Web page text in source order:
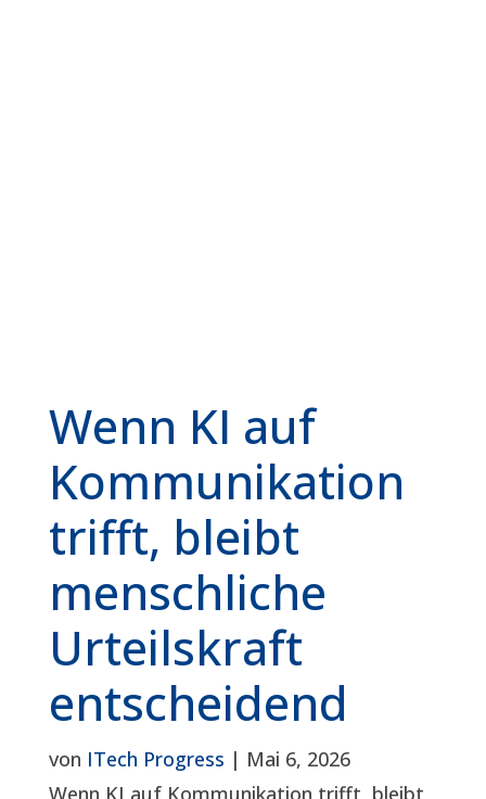
Wenn KI auf
Kommunikation
trifft, bleibt
menschliche
Urteilskraft
entscheidend
von ITech Progress | Mai 6, 2026
Wenn KI auf Kommunikation trifft, bleibt